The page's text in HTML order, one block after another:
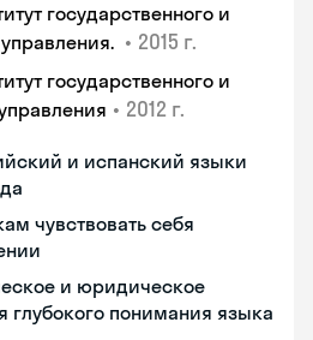
государственного и
• 2015 г.
государственного и
• 2012 г.
и испанский языки
чувствовать себя
и юридическое
глубокого понимания языка